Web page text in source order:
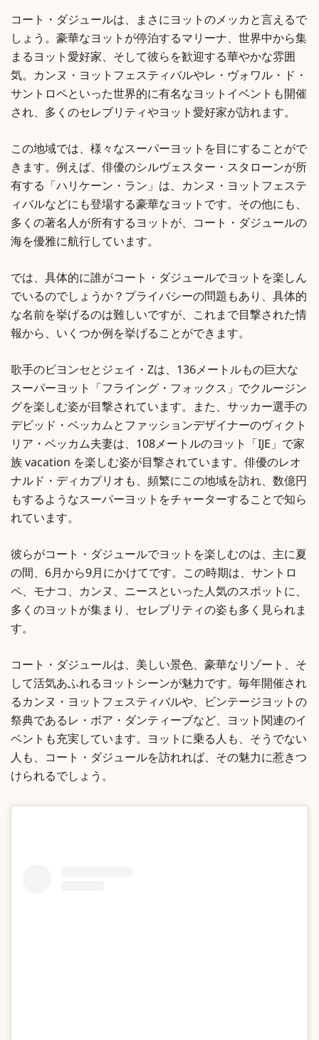
コート・ダジュールは、まさにヨットのメッカと言えるで
しょう。豪華なヨットが停泊するマリーナ、世界中から集
まるヨット愛好家、そして彼らを歓迎する華やかな雰囲
気。カンヌ・ヨットフェスティバルやレ・ヴォワル・ド・
サントロペといった世界的に有名なヨットイベントも開催
され、多くのセレブリティやヨット愛好家が訪れます。
この地域では、様々なスーパーヨットを目にすることがで
きます。例えば、俳優のシルヴェスター・スタローンが所
有する「ハリケーン・ラン」は、カンヌ・ヨットフェステ
ィバルなどにも登場する豪華なヨットです。その他にも、
多くの著名人が所有するヨットが、コート・ダジュールの
海を優雅に航行しています。
では、具体的に誰がコート・ダジュールでヨットを楽しん
でいるのでしょうか？プライバシーの問題もあり、具体的
な名前を挙げるのは難しいですが、これまで目撃された情
報から、いくつか例を挙げることができます。
歌手のビヨンセとジェイ・Zは、136メートルもの巨大な
スーパーヨット「フライング・フォックス」でクルージン
グを楽しむ姿が目撃されています。また、サッカー選手の
デビッド・ベッカムとファッションデザイナーのヴィクト
リア・ベッカム夫妻は、108メートルのヨット「IJE」で家
族 vacation を楽しむ姿が目撃されています。俳優のレオ
ナルド・ディカプリオも、頻繁にこの地域を訪れ、数億円
もするようなスーパーヨットをチャーターすることで知ら
れています。
彼らがコート・ダジュールでヨットを楽しむのは、主に夏
の間、6月から9月にかけてです。この時期は、サントロ
ペ、モナコ、カンヌ、ニースといった人気のスポットに、
多くのヨットが集まり、セレブリティの姿も多く見られま
す。
コート・ダジュールは、美しい景色、豪華なリゾート、そ
して活気あふれるヨットシーンが魅力です。毎年開催され
るカンヌ・ヨットフェスティバルや、ビンテージヨットの
祭典であるレ・ボア・ダンティーブなど、ヨット関連のイ
ベントも充実しています。ヨットに乗る人も、そうでない
人も、コート・ダジュールを訪れれば、その魅力に惹きつ
けられるでしょう。